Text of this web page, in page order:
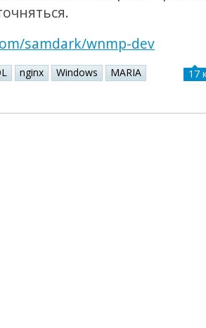
samdark/wnmp-dev
nginx Windows
MARIA
17